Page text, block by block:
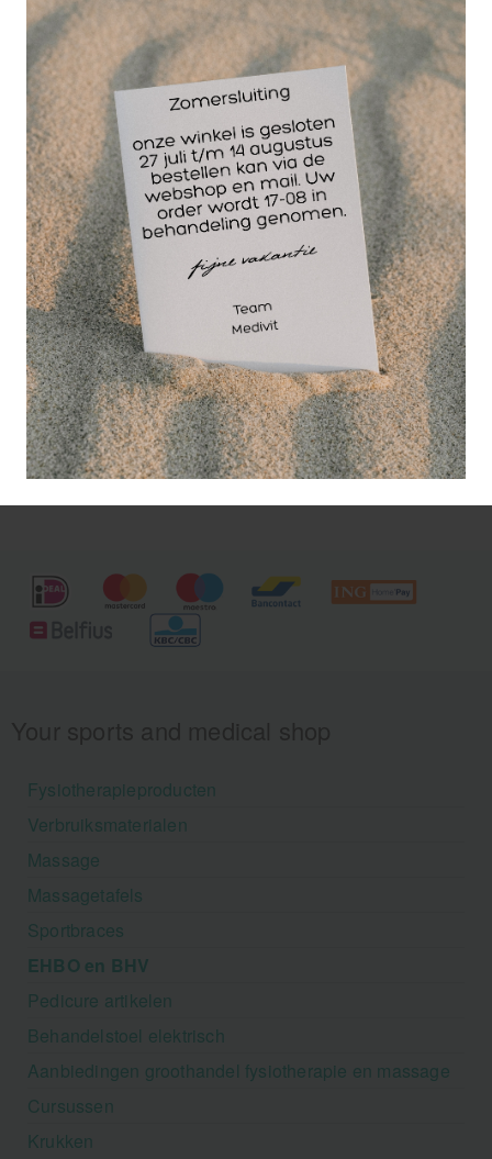
Hitex, hechtingset voor het maken van hechtingen
bij medische ingrepen.
De hechtingset is steriel verpakt, is voor eenmalig
gebruik en is verpakt per 5 setjes.
Inhoud hechting set:
1 tafelveld 50x50cm
1 Mayo-Hegar naaldvoerder, 12.5cm
1 irisschaar, recht, 11.5cm
1 Adson pincet, 1x 2 tanden, 12.5cm
5 gazen 7.5x7.5cm
Fysiotherapieproducten
Verbruiksmaterialen
Massage
Massagetafels
Sportbraces
EHBO en BHV
Pedicure artikelen
Behandelstoel elektrisch
Aanbiedingen groothandel fysiotherapie en massage
Cursussen
Krukken